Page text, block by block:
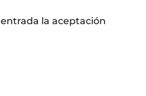
la aceptación